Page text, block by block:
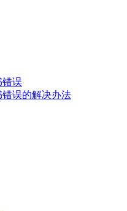
错误
错误的解决办法